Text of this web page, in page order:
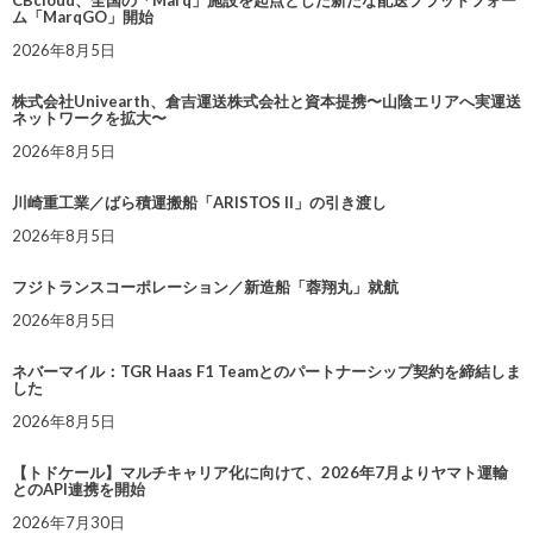
ム「MarqGO」開始
2026年8月5日
株式会社Univearth、倉吉運送株式会社と資本提携〜山陰エリアへ実運送
ネットワークを拡大〜
2026年8月5日
川崎重工業／ばら積運搬船「ARISTOS II」の引き渡し
2026年8月5日
フジトランスコーポレーション／新造船「蓉翔丸」就航
2026年8月5日
ネバーマイル：TGR Haas F1 Teamとのパートナーシップ契約を締結しま
した
2026年8月5日
【トドケール】マルチキャリア化に向けて、2026年7月よりヤマト運輸
とのAPI連携を開始
2026年7月30日